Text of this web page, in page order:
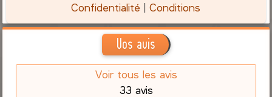
Confidentialité |Conditions
Vos avis
Voir tous les avis
33 avis